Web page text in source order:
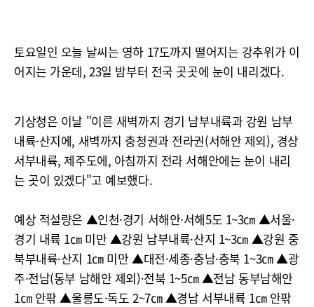
토요일인 오늘 날씨는 영하 17도까지 떨어지는 강추위가 이
어지는 가운데, 23일 밤부터 전국 곳곳에 눈이 내리겠다.
기상청은 이날 "이른 새벽까지 경기 남부내륙과 강원 남부
내륙·산지에, 새벽까지 충청권과 전라권(서해안 제외), 경상
서부내륙, 제주도에, 아침까지 전라 서해안에는 눈이 내리
는 곳이 있겠다"고 예보했다.
예상 적설량은 ▲인천·경기 서해안·서해5도 1~3㎝ ▲서울·
경기 내륙 1㎝ 미만 ▲강원 남부내륙·산지 1~3㎝ ▲강원 중
북부내륙·산지 1㎝ 미만 ▲대전·세종·충남·충북 1~3㎝ ▲광
주·전남(동부 남해안 제외)·전북 1~5㎝ ▲전남 동부남해안
1㎝ 안팎 ▲울릉도·독도 2~7㎝ ▲경남 서부내륙 1㎝ 안팎